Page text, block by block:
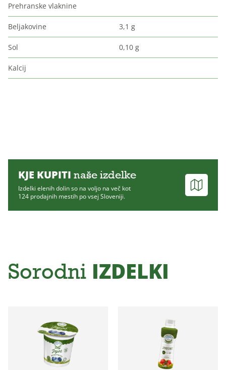
Prehranske vlaknine
Beljakovine 3,1 g
Sol 0,10 g
Kalcij
KJE KUPITI naše izdelke
Izdelki elenih dolin so na voljo na več kot
124 prodajnih mestih po vsej Sloveniji.
Sorodni IZDELKI